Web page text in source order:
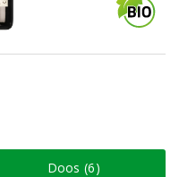
Doos (6)